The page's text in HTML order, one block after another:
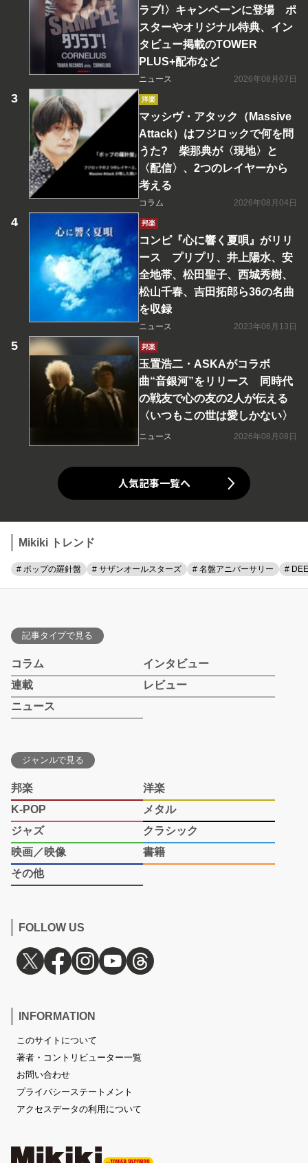
ラブ!〉キャンペーンに登場 ポ
スターやオリジナル特典、イン
タビュー掲載のTOWER
PLUS+配布など
ニュース 2026年08月07日
洋楽
マッシヴ・アタック（Massive
Attack）はフジロックで何を問
うた? 柴那典が〈現地〉と
〈配信〉、2つのレイヤーから
考える
コラム 2026年08月04日
邦楽
コンピ『心に響く夏唄』がリリ
ース プリプリ、井上陽水、安
全地帯、松田聖子、西城秀樹、
松山千春、吉田拓郎ら36の名曲
を収録
ニュース 2023年06月13日
邦楽
玉置浩二・ASKAがコラボ
曲“音銀河”をリリース 同時代
の戦友で心の友の2人が伝える
〈いつもこの世は愛しかない〉
ニュース 2026年08月08日
人気記事一覧へ
Mikiki トレンド
# ポップの羅針盤 # サザンオールスターズ # 名盤アニバーサリー #
記事タイプで見る
コラム
インタビュー
連載
レビュー
ニュース
ジャンルで見る
邦楽
洋楽
K-POP
メタル
ジャズ
クラシック
映画／映像
書籍
その他
FOLLOW US
INFORMATION
このサイトについて
著者・コントリビューター一覧
お問い合わせ
プライバシーステートメント
アクセスデータの利用について